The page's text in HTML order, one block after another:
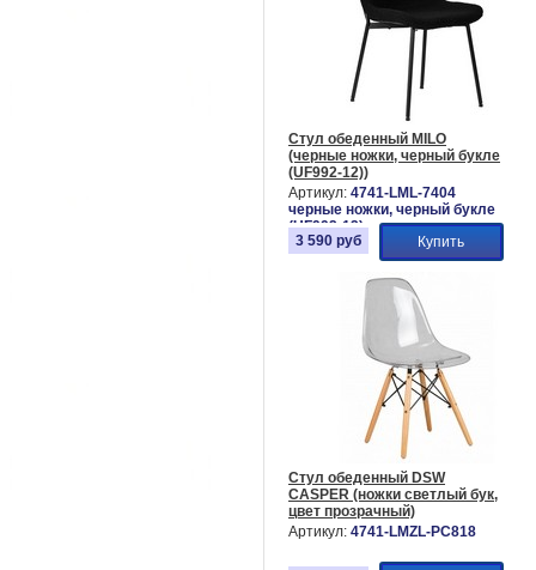
Стул обеденный MILO
(черные ножки, черный букле
(UF992-12))
Артикул: 4741-LML-7404
черные ножки, черный букле
(UF992-12)
3 590 руб Купить
Стул обеденный DSW
CASPER (ножки светлый бук,
цвет прозрачный)
Артикул: 4741-LMZL-РС818